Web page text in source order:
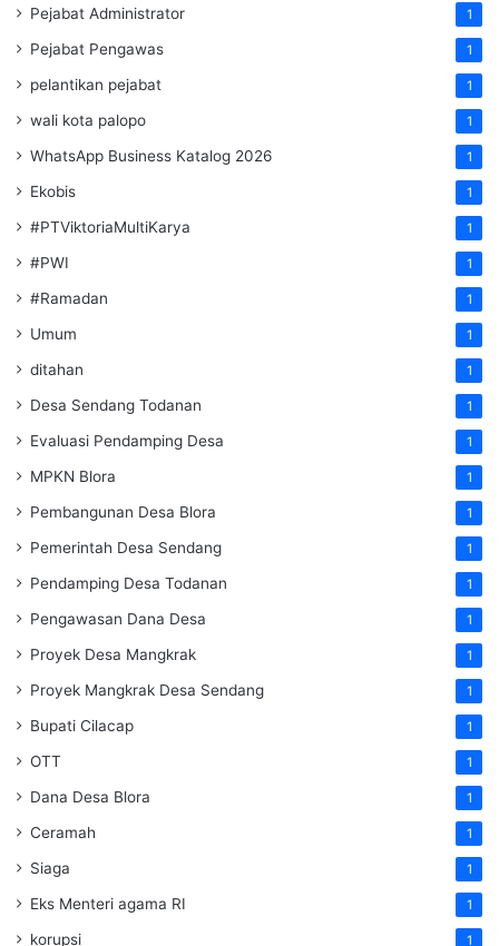
Pejabat Administrator 1
Pejabat Pengawas 1
pelantikan pejabat 1
wali kota palopo 1
WhatsApp Business Katalog 2026 1
Ekobis 1
#PTViktoriaMultiKarya 1
#PWI 1
#Ramadan 1
Umum 1
ditahan 1
Desa Sendang Todanan 1
Evaluasi Pendamping Desa 1
MPKN Blora 1
Pembangunan Desa Blora 1
Pemerintah Desa Sendang 1
Pendamping Desa Todanan 1
Pengawasan Dana Desa 1
Proyek Desa Mangkrak 1
Proyek Mangkrak Desa Sendang 1
Bupati Cilacap 1
OTT 1
Dana Desa Blora 1
Ceramah 1
Siaga 1
Eks Menteri agama RI 1
korupsi 1